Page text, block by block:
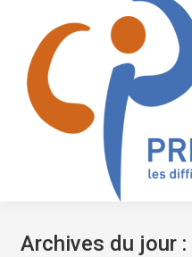
Archives du jour :